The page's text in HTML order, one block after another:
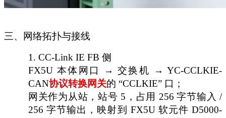
三、网络拓扑与接线
1. CC-Link IE FB 侧
FX5U 本体网口 → 交换机 → YC-CCLKIE-
CAN协议转换网关的 “CCLKIE” 口；
网关作为从站，站号 5，占用 256 字节输入 /
256 字节输出，映射到 FX5U 软元件 D5000-